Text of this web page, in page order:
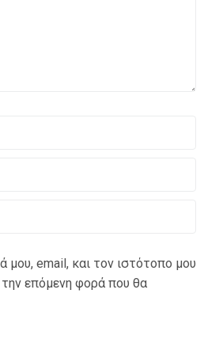
μου, email, και τον ιστότοπο μου
επόμενη φορά που θα